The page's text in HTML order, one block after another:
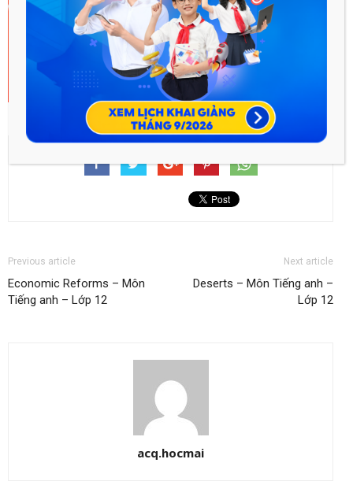
Previous article
Economic Reforms – Môn
Tiếng anh – Lớp 12
Next article
Deserts – Môn Tiếng anh –
Lớp 12
acq.hocmai